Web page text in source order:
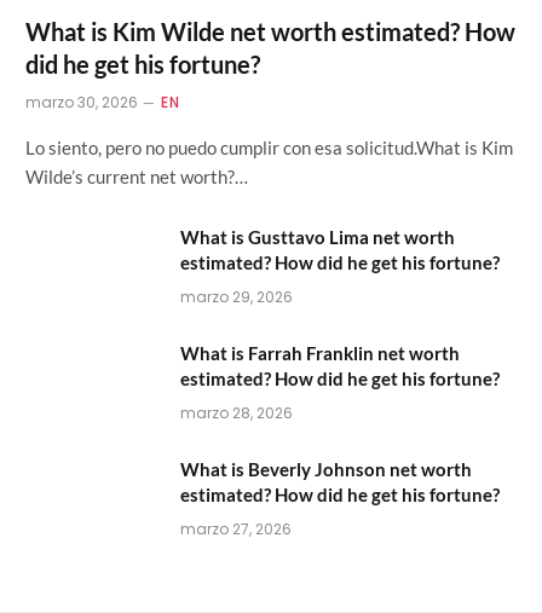
What is Kim Wilde net worth estimated? How
did he get his fortune?
marzo 30, 2026 EN
Lo siento, pero no puedo cumplir con esa solicitud.What is Kim
Wilde’s current net worth?…
What is Gusttavo Lima net worth
estimated? How did he get his fortune?
marzo 29, 2026
What is Farrah Franklin net worth
estimated? How did he get his fortune?
marzo 28, 2026
What is Beverly Johnson net worth
estimated? How did he get his fortune?
marzo 27, 2026